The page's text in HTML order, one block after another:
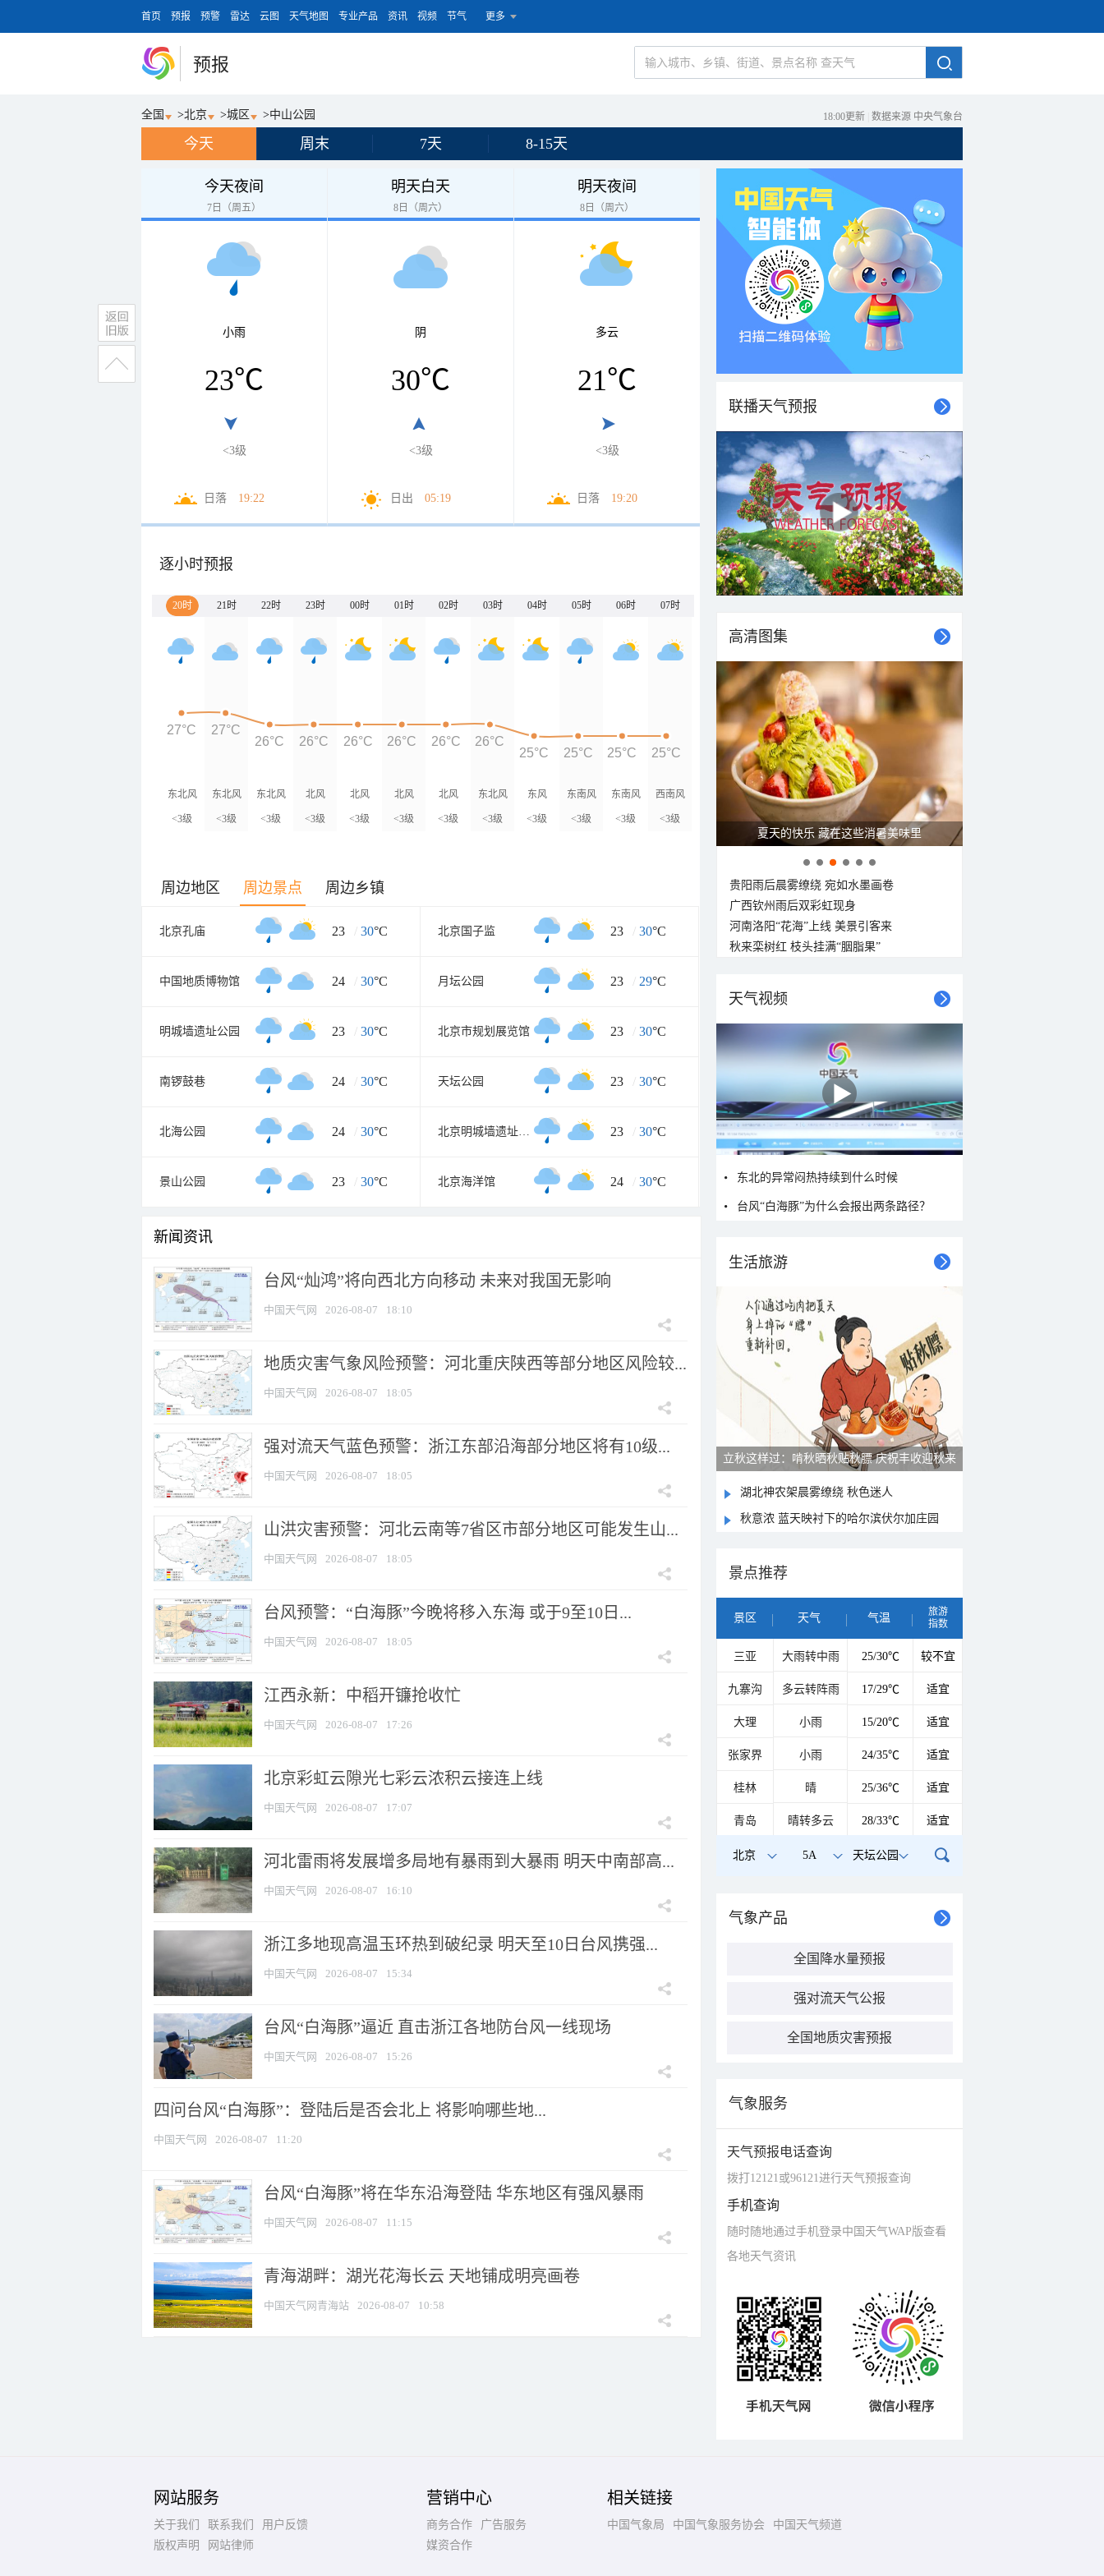
首页 预报 预警 雷达 云图 天气地图 专业产品 资讯 视频 节气 更多
预报
全国 >北京 >城区 >中山公园 18:00更新 数据来源 中央气象台
今天 周末 7天 8-15天
今天夜间
7日（周五）
小雨
23℃
<3级
日落 19:22
明天白天
8日（周六）
阴
30℃
<3级
日出 05:19
明天夜间
8日（周六）
多云
21℃
<3级
日落 19:20
逐小时预报
20时 21时 22时 23时 00时 01时 02时 03时 04时 05时 06时 07时
东北风
<3级
东北风
<3级
东北风
<3级
北风
<3级
北风
<3级
北风
<3级
北风
<3级
东北风
<3级
东风
<3级
东南风
<3级
东南风
<3级
西南风
<3级
27°C
27°C
26°C
26°C 26°C 26°C 26°C
26°C
25°C
25°C 25°C 25°C
周边地区 周边景点 周边乡镇
北京孔庙 23 / 30°C 北京国子监 23 / 30°C
中国地质博物馆 24 / 30°C 月坛公园 23 / 29°C
明城墙遗址公园 23 / 30°C 北京市规划展览馆 23 / 30°C
南锣鼓巷 24 / 30°C 天坛公园 23 / 30°C
北海公园 24 / 30°C 北京明城墙遗址公园 23 / 30°C
景山公园 23 / 30°C 北京海洋馆 24 / 30°C
新闻资讯
台风“灿鸿”将向西北方向移动 未来对我国无影响
中国天气网 2026-08-07 18:10
地质灾害气象风险预警：河北重庆陕西等部分地区风险较...
中国天气网 2026-08-07 18:05
强对流天气蓝色预警：浙江东部沿海部分地区将有10级...
中国天气网 2026-08-07 18:05
山洪灾害预警：河北云南等7省区市部分地区可能发生山...
中国天气网 2026-08-07 18:05
台风预警：“白海豚”今晚将移入东海 或于9至10日...
中国天气网 2026-08-07 18:05
江西永新：中稻开镰抢收忙
中国天气网 2026-08-07 17:26
北京彩虹云隙光七彩云浓积云接连上线
中国天气网 2026-08-07 17:07
河北雷雨将发展增多局地有暴雨到大暴雨 明天中南部高...
中国天气网 2026-08-07 16:10
浙江多地现高温玉环热到破纪录 明天至10日台风携强...
中国天气网 2026-08-07 15:34
台风“白海豚”逼近 直击浙江各地防台风一线现场
中国天气网 2026-08-07 15:26
四问台风“白海豚”：登陆后是否会北上 将影响哪些地...
中国天气网 2026-08-07 11:20
台风“白海豚”将在华东沿海登陆 华东地区有强风暴雨
中国天气网 2026-08-07 11:15
青海湖畔：湖光花海长云 天地铺成明亮画卷
中国天气网青海站 2026-08-07 10:58
联播天气预报
高清图集
夏天的快乐 藏在这些消暑美味里
贵阳雨后晨雾缭绕 宛如水墨画卷
广西钦州雨后双彩虹现身
河南洛阳“花海”上线 美景引客来
秋来栾树红 枝头挂满“胭脂果”
天气视频
东北的异常闷热持续到什么时候
台风“白海豚”为什么会报出两条路径？
生活旅游
立秋这样过：啃秋晒秋贴秋膘 庆祝丰收迎秋来
湖北神农架晨雾缭绕 秋色迷人
秋意浓 蓝天映衬下的哈尔滨伏尔加庄园
景点推荐
景区 天气 气温
旅游
指数
三亚 大雨转中雨 25/30℃ 较不宜
九寨沟 多云转阵雨 17/29℃ 适宜
大理 小雨 15/20℃ 适宜
张家界 小雨 24/35℃ 适宜
桂林 晴 25/36℃ 适宜
青岛 晴转多云 28/33℃ 适宜
北京 5A 天坛公园
气象产品
全国降水量预报
强对流天气公报
全国地质灾害预报
气象服务
天气预报电话查询
拨打12121或96121进行天气预报查询
手机查询
随时随地通过手机登录中国天气WAP版查看
各地天气资讯
网站服务
关于我们 联系我们
用户反馈
版权声明
网站律师
营销中心
商务合作
广告服务
媒资合作
相关链接
中国气象局 中国气象服务协会 中国天气频道